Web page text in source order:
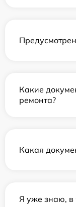
Какие
ремонта?
Какая
Я уже знаю, в